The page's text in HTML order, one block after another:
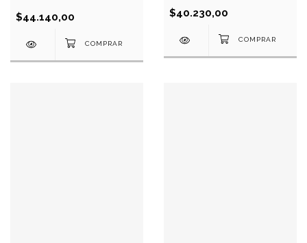
$44.140,00 $40.230,00